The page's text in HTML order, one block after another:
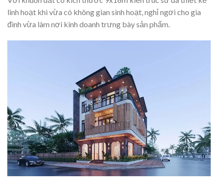
linh hoạt khi vừa có không gian sinh hoạt, nghỉ ngơi cho gia
đình vừa làm nơi kinh doanh trưng bày sản phẩm.